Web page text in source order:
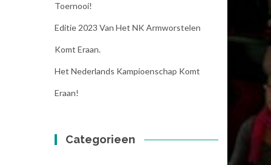
Toernooi!
Editie 2023 Van Het NK Armworstelen
Komt Eraan.
Het Nederlands Kampioenschap Komt
Eraan!
Categorieen